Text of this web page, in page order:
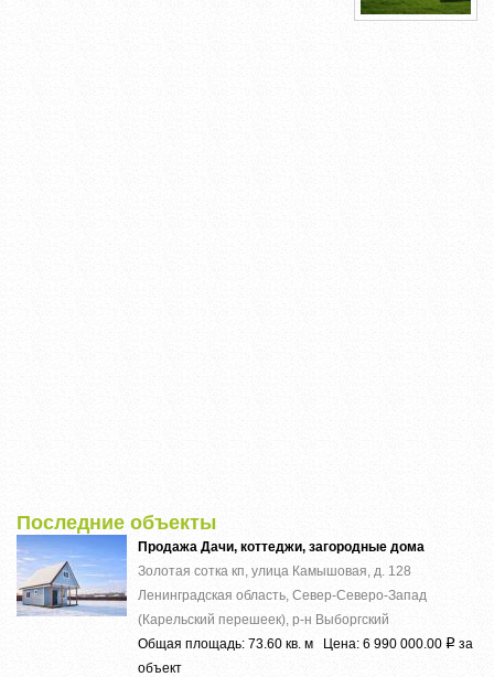
Последние объекты
Продажа Дачи, коттеджи, загородные дома
Золотая сотка кп, улица Камышовая, д. 128
Ленинградская область, Север-Северо-Запад
(Карельский перешеек), р-н Выборгский
Общая площадь: 73.60 кв. м Цена: 6 990 000.00 Р за
объект